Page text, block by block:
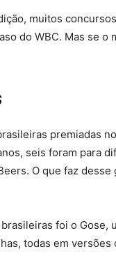
muitos
do WBC. Mas se
premiadas
seis foram para
O que faz desse
foi o Gose,
todas em